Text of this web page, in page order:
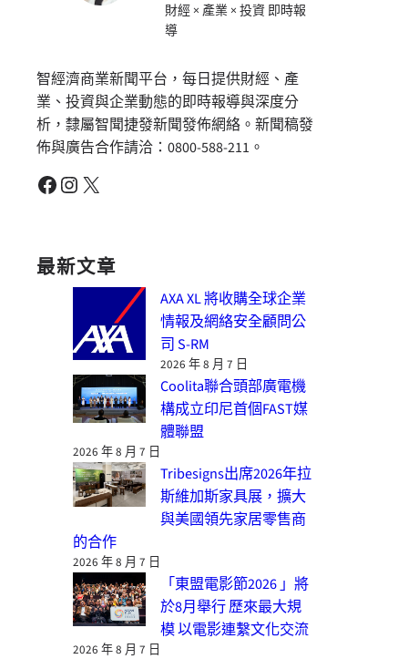
財經 × 產業 × 投資 即時報
導
智經濟商業新聞平台，每日提供財經、產
業、投資與企業動態的即時報導與深度分
析，隸屬智聞捷發新聞發佈網絡。新聞稿發
佈與廣告合作請洽：0800-588-211。
Facebook Instagram X
最新文章
AXA XL 將收購全球企業
情報及網絡安全顧問公
司 S-RM
2026 年 8 月 7 日
Coolita聯合頭部廣電機
構成立印尼首個FAST媒
體聯盟
2026 年 8 月 7 日
Tribesigns出席2026年拉
斯維加斯家具展，擴大
與美國領先家居零售商
的合作
2026 年 8 月 7 日
「東盟電影節2026 」將
於8月舉行 歷來最大規
模 以電影連繫文化交流
2026 年 8 月 7 日